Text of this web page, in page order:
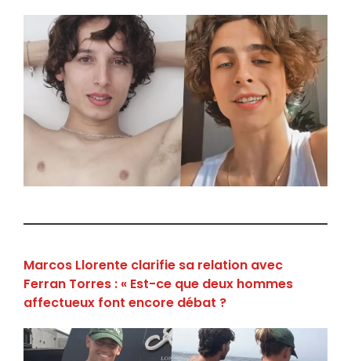
Marcos Llorente clarifie sa relation avec
Ferran Torres : « Est-ce que deux hommes
affectueux font encore débat ?